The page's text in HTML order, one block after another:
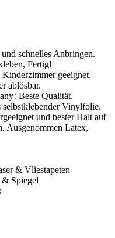
schnelles Anbringen.
Fertig!
geeignet.
ablösbar.
Beste Qualität.
selbstklebender Vinylfolie.
und bester Halt auf
Ausgenommen Latex,
& Vliestapeten
& Spiegel